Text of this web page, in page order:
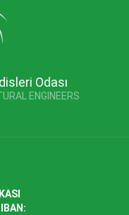
Odası
ENGINEERS